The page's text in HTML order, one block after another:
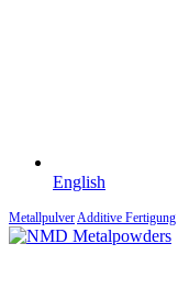
English
MetallpulverAdditive Fertigung